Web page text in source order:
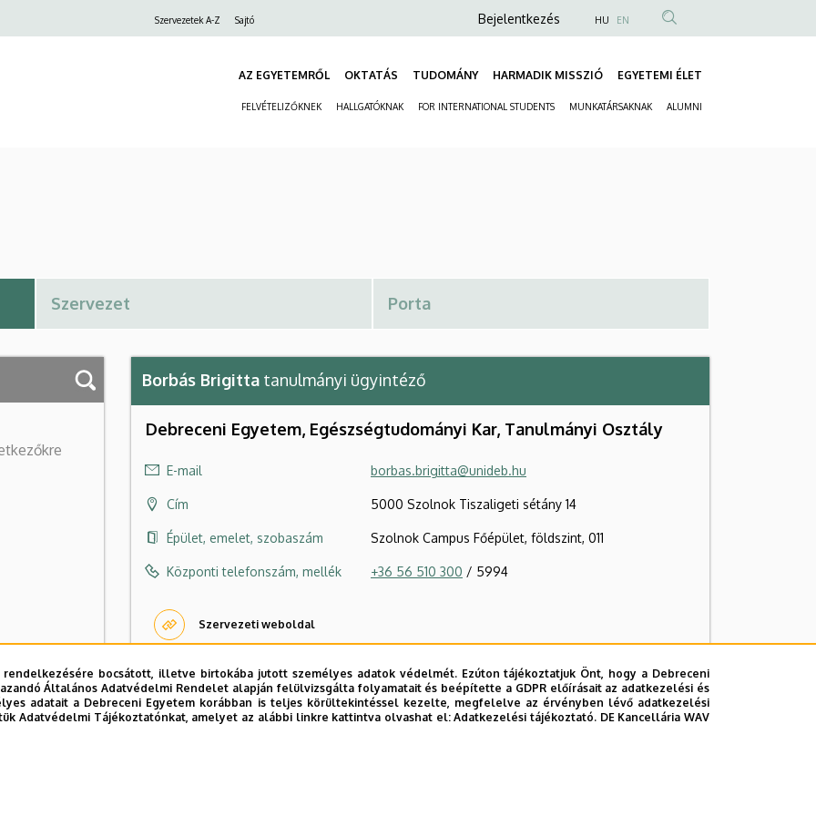
Szervezetek A-Z Sajtó
Anonim
fiók
Bejelentkezés HU EN
AZ EGYETEMRŐL OKTATÁS TUDOMÁNY HARMADIK MISSZIÓ EGYETEMI ÉLET
FELVÉTELIZŐKNEK HALLGATÓKNAK FOR INTERNATIONAL STUDENTS MUNKATÁRSAKNAK ALUMNI
Zoltán
Borbás Brigitta tanulmányi ügyintéző
Debreceni Egyetem, Egészségtudományi Kar, Tanulmányi Osztály
E-mail borbas.brigitta@unideb.hu
Cím 5000 Szolnok Tiszaligeti sétány 14
Épület, emelet, szobaszám Szolnok Campus Főépület, földszint, 011
Központi telefonszám, mellék +36 56 510 300 / 5994
Szervezeti weboldal
bocsátott, illetve birtokába jutott személyes adatok védelmét. Ezúton tájékoztatjuk Önt, hogy a Debreceni
Általános Adatvédelmi Rendelet alapján felülvizsgálta folyamatait és beépítette a GDPR előírásait az adatkezelési és
adatait a Debreceni Egyetem korábban is teljes körültekintéssel kezelte, megfelelve az érvényben lévő adatkezelési
Adatvédelmi Tájékoztatónkat, amelyet az alábbi linkre kattintva olvashat el:Adatkezelési tájékoztató. DE Kancellária WAV